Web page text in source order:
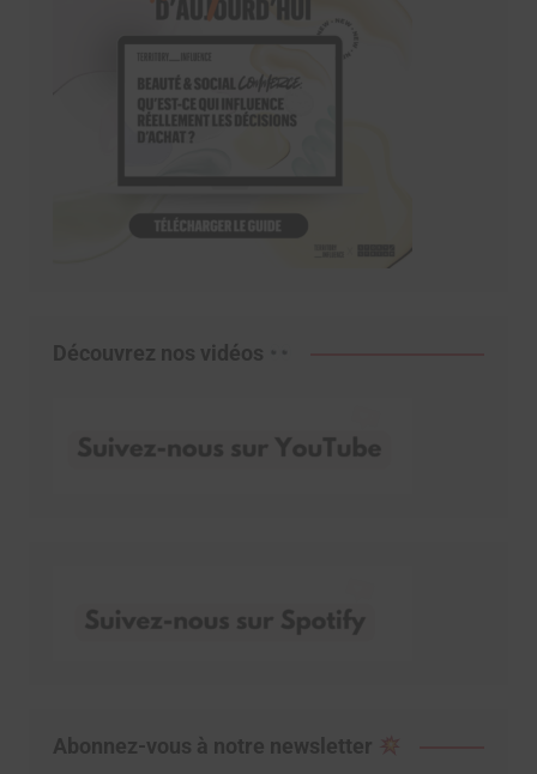
Découvrez nos vidéos
Abonnez-vous à notre newsletter